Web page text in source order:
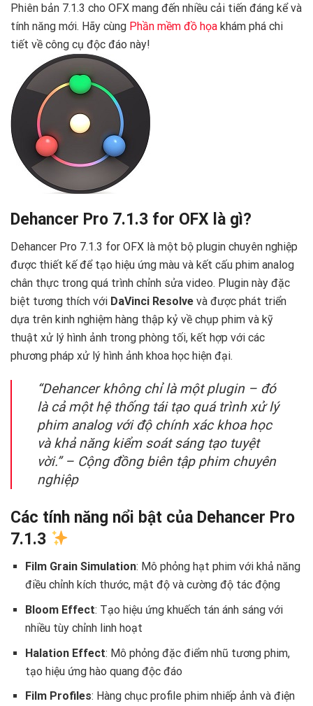
Phiên bản 7.1.3 cho OFX mang đến nhiều cải tiến đáng kể và
tính năng mới. Hãy cùng Phần mềm đồ họa khám phá chi
tiết về công cụ độc đáo này!
Dehancer Pro 7.1.3 for OFX là gì?
Dehancer Pro 7.1.3 for OFX là một bộ plugin chuyên nghiệp
được thiết kế để tạo hiệu ứng màu và kết cấu phim analog
chân thực trong quá trình chỉnh sửa video. Plugin này đặc
biệt tương thích với DaVinci Resolve và được phát triển
dựa trên kinh nghiệm hàng thập kỷ về chụp phim và kỹ
thuật xử lý hình ảnh trong phòng tối, kết hợp với các
phương pháp xử lý hình ảnh khoa học hiện đại.
“Dehancer không chỉ là một plugin – đó
là cả một hệ thống tái tạo quá trình xử lý
phim analog với độ chính xác khoa học
và khả năng kiểm soát sáng tạo tuyệt
vời.” – Cộng đồng biên tập phim chuyên
nghiệp
Các tính năng nổi bật của Dehancer Pro
7.1.3
Film Grain Simulation: Mô phỏng hạt phim với khả năng
điều chỉnh kích thước, mật độ và cường độ tác động
Bloom Effect: Tạo hiệu ứng khuếch tán ánh sáng với
nhiều tùy chỉnh linh hoạt
Halation Effect: Mô phỏng đặc điểm nhũ tương phim,
tạo hiệu ứng hào quang độc đáo
Film Profiles: Hàng chục profile phim nhiếp ảnh và điện